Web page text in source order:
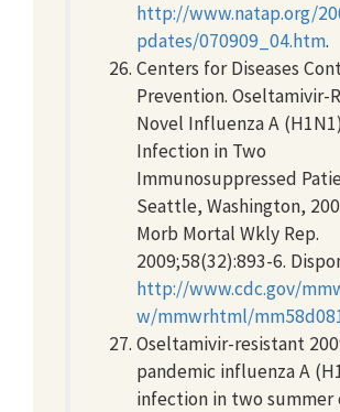
http://www.natap.org/
pdates/070909_04.htm.
Centers for Diseases
Prevention. Oseltamivir-
Novel Influenza A
Infection in Two
Immunosuppressed
Seattle, Washington,
Morb Mortal Wkly Rep.
2009;58(32):893-6.
http://www.cdc.gov/
w/mmwrhtml/
Oseltamivir-resistant
pandemic influenza A
infection in two summer